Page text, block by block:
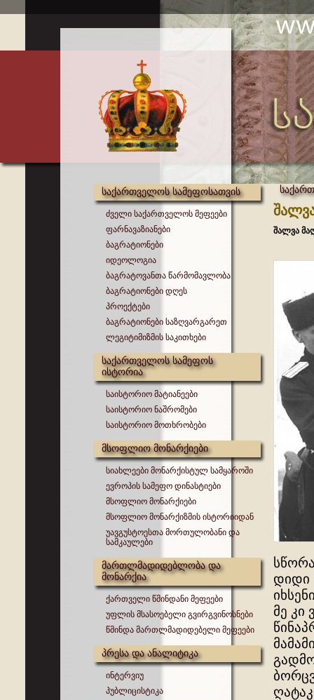
საქართველოს სამეფოსათვის
ძველი საქართველოს მეფეები
ფარნავაზიანები
ბაგრატიონები
იდეოლოგია
ბაგრატოვანთა წარმომავლობა
ბაგრატიონები დღეს
პროექტები
ბაგრატიონები საზღვარგარეთ
ლეგიტიმიზმის საკითხები
საქართველოს სამეფოს
ისტორია
საისტორიო მატიანეები
საისტორიო ნაშრომები
საისტორიო მოთხრობები
მსოფლიო მონარქიები
სიახლეები მონარქისტულ სამყაროში
ევროპის სამეფო დინასტიები
მსოფლიო მონარქიები
მსოფლიო მონარქიზმის ისტორიიდან
უავგუსტოესთა მორთულობანი და
სამკაულები
მართლმადიდებლობა და
მონარქია
ქართველი წმინდანი მეფეები
უფლის მსასოებელი გვირგვინოსნები
წმინდა მართლმადიდებელი მეფეები
პრესა და ანალიტიკა
ინტერვიუ
პუბლიცისტიკა
შალვა
დიდი
მე კი